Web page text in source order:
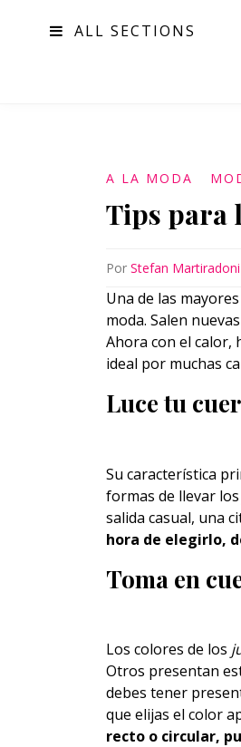
ALL SECTIONS
A LA MODA
Tips para
Por Stefan Martiradoni
Una de las
moda. Salen nuevas
Ahora con el calor,
ideal por muchas
Luce tu
Su característica
formas de llevar los
salida casual, una
hora de elegirlo,
Toma en
Los colores de los
Otros presentan
debes tener
que elijas el color
recto o circular,